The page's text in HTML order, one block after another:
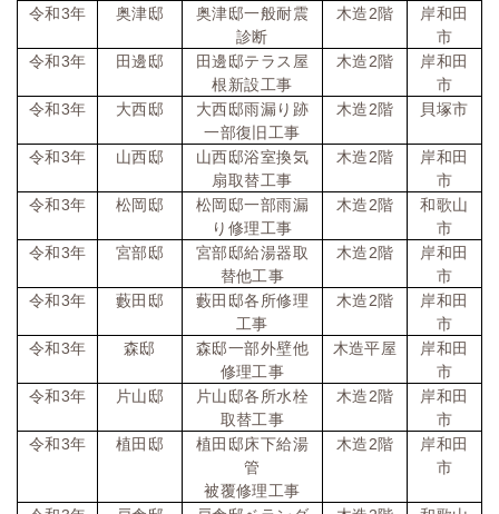
令和3年 奥津邸
奥津邸一般耐震
診断
木造2階
岸和田
市
令和3年 田邊邸
田邊邸テラス屋
根新設工事
木造2階
岸和田
市
令和3年 大西邸
大西邸雨漏り跡
一部復旧工事
木造2階 貝塚市
令和3年 山西邸
山西邸浴室換気
扇取替工事
木造2階
岸和田
市
令和3年 松岡邸
松岡邸一部雨漏
り修理工事
木造2階
和歌山
市
令和3年 宮部邸
宮部邸給湯器取
替他工事
木造2階
岸和田
市
令和3年 藪田邸
藪田邸各所修理
工事
木造2階
岸和田
市
令和3年 森邸
森邸一部外壁他
修理工事
木造平屋
岸和田
市
令和3年 片山邸
片山邸各所水栓
取替工事
木造2階
岸和田
市
令和3年 植田邸
植田邸床下給湯
管
被覆修理工事
木造2階
岸和田
市